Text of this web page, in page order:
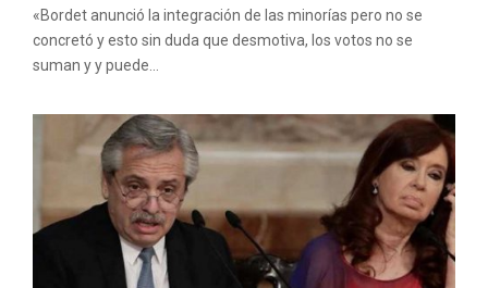
«Bordet anunció la integración de las minorías pero no se
concretó y esto sin duda que desmotiva, los votos no se
suman y y puede...